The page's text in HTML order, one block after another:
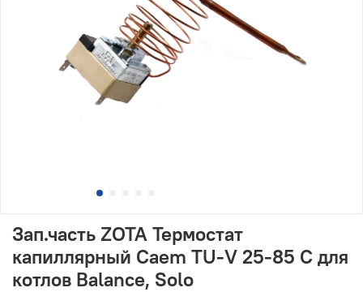
Зап.часть ZOTA Термостат
капиллярный Caem TU-V 25-85 C для
котлов Balance, Solo